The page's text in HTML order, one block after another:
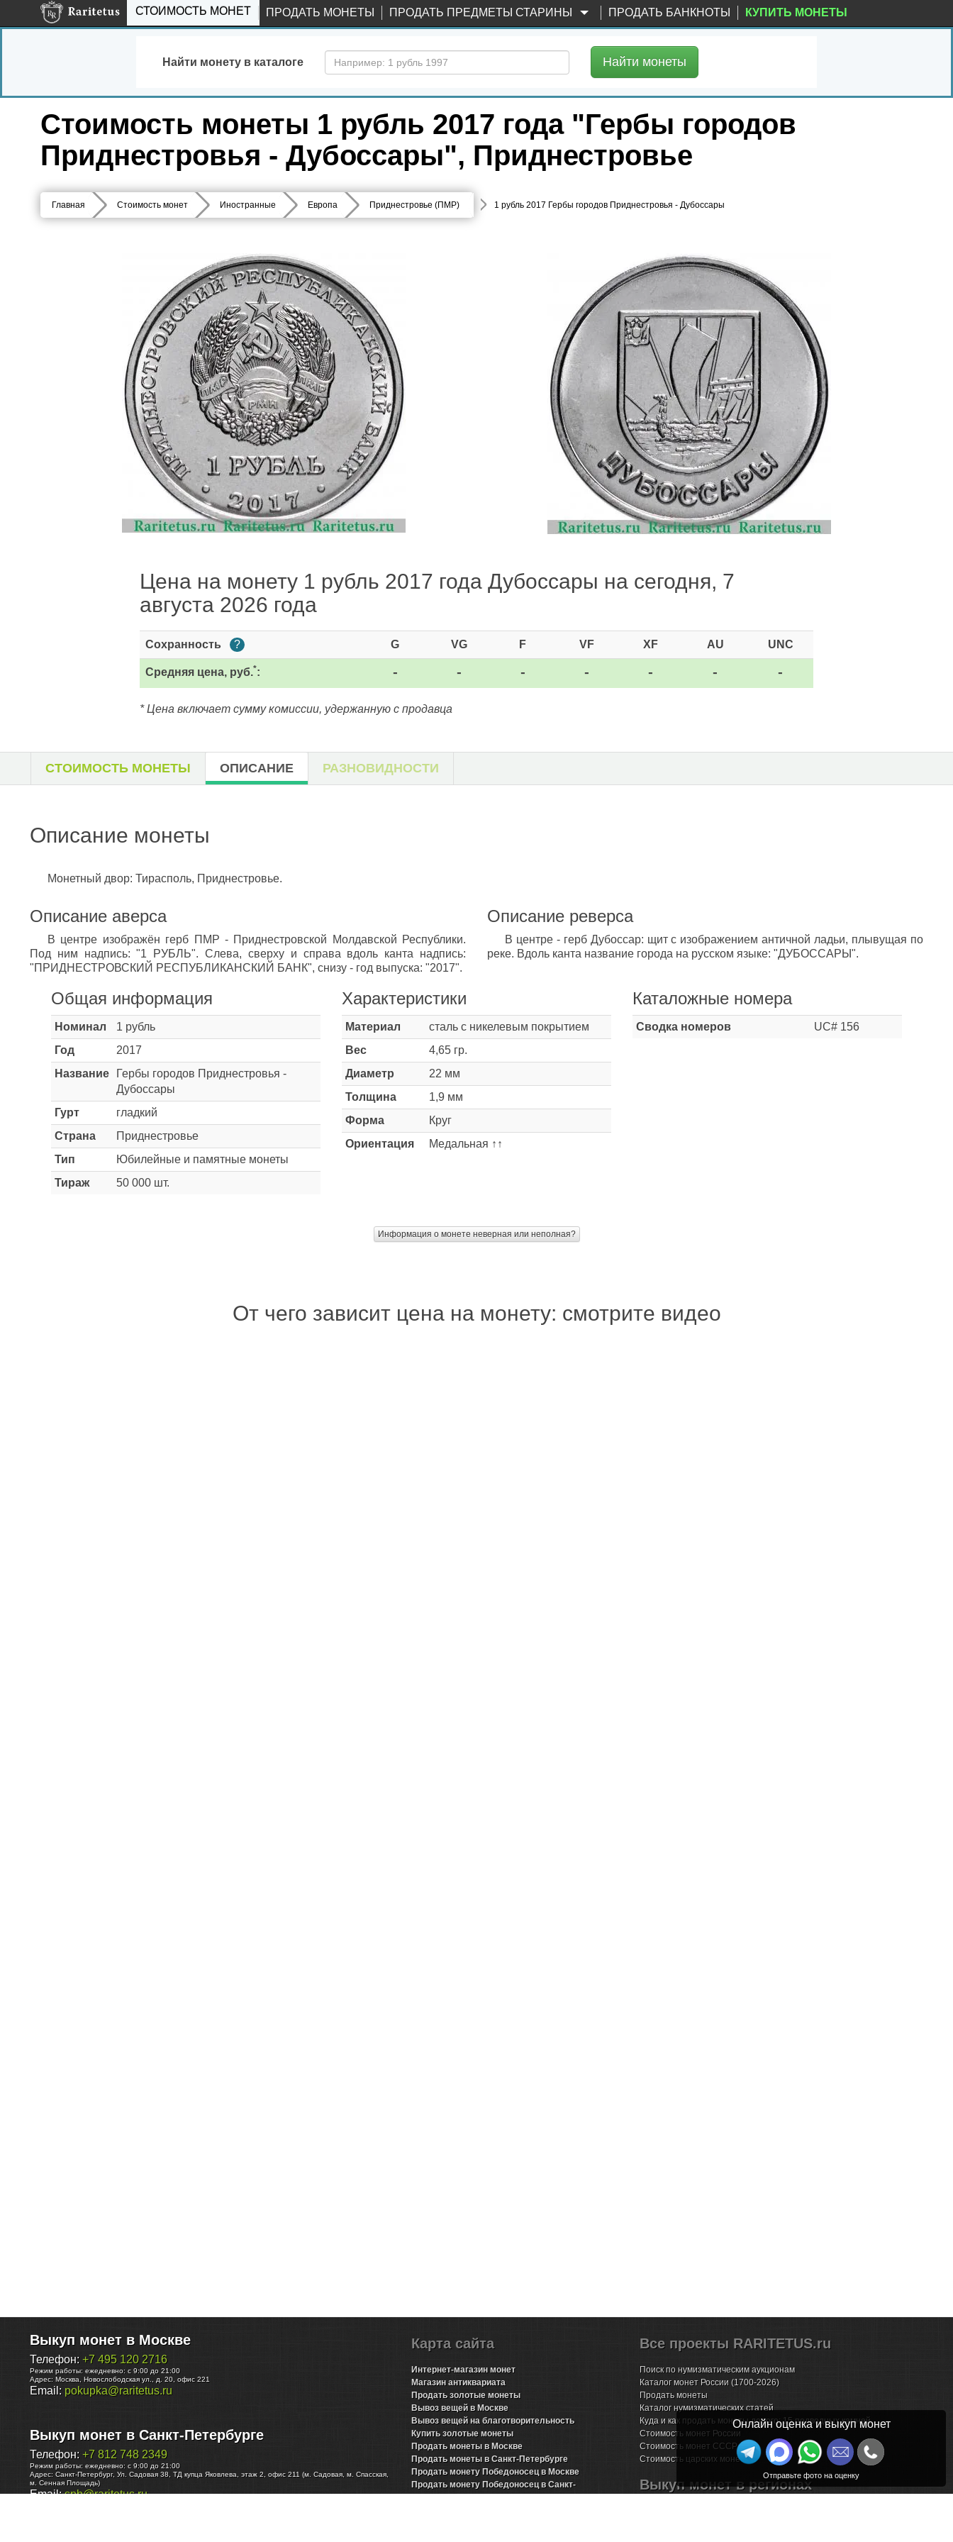
СТОИМОСТЬ МОНЕТ ПРОДАТЬ МОНЕТЫ ПРОДАТЬ ПРЕДМЕТЫ СТАРИНЫ ПРОДАТЬ БАНКНОТЫ КУПИТЬ МОНЕТЫ
Найти монету в каталоге Найти монеты
Стоимость монеты 1 рубль 2017 года "Гербы городов
Приднестровья - Дубоссары", Приднестровье
Главная Стоимость монет Иностранные Европа Приднестровье (ПМР) 1 рубль 2017 Гербы городов Приднестровья - Дубоссары
Цена на монету 1 рубль 2017 года Дубоссары на сегодня, 7
августа 2026 года
Сохранность ? G VG F VF XF AU UNC
Средняя цена, руб.*: - - - - - - -
* Цена включает сумму комиссии, удержанную с продавца
СТОИМОСТЬ МОНЕТЫ ОПИСАНИЕ РАЗНОВИДНОСТИ
Описание монеты
Монетный двор: Тирасполь, Приднестровье.
Описание аверса
В центре изображён герб ПМР - Приднестровской Молдавской Республики.
Под ним надпись: "1 РУБЛЬ". Слева, сверху и справа вдоль канта надпись:
"ПРИДНЕСТРОВСКИЙ РЕСПУБЛИКАНСКИЙ БАНК", снизу - год выпуска: "2017".
Описание реверса
В центре - герб Дубоссар: щит с изображением античной ладьи, плывущая по
реке. Вдоль канта название города на русском языке: "ДУБОССАРЫ".
Общая информация
Номинал
1 рубль
Год
2017
Название
Гербы городов Приднестровья -
Дубоссары
Гурт
гладкий
Страна
Приднестровье
Тип
Юбилейные и памятные монеты
Тираж
50 000 шт.
Характеристики
Материал
сталь с никелевым покрытием
Вес
4,65 гр.
Диаметр
22 мм
Толщина
1,9 мм
Форма
Круг
Ориентация
Медальная ↑↑
Каталожные номера
Сводка номеров UC# 156
Информация о монете неверная или неполная?
От чего зависит цена на монету: смотрите видео
Выкуп монет в Москве
Телефон: +7 495 120 2716
Режим работы: ежедневно: с 9:00 до 21:00
Адрес: Москва Новослободская ул., д. 20, офис 221
Email: pokupka@raritetus.ru
Выкуп монет в Санкт-Петербурге
Телефон: +7 812 748 2349
Режим работы: ежедневно: с 9:00 до 21:00
Адрес: Санкт-Петербург, Ул. Садовая 38, ТД купца Яковлева, этаж 2, офис 211 (м. Садовая, м. Спасская,
м. Сенная Площадь)
Email:spb@raritetus.ru
Карта сайта
Интернет-магазин монет
Магазин антиквариата
Продать золотые монеты
Вывоз вещей в Москве
Вывоз вещей на благотворительность
Купить золотые монеты
Продать монеты в Москве
Продать монеты в Санкт-Петербурге
Продать монету Победоносец в Москве
Продать монету Победоносец в Санкт-
Все проекты RARITETUS.ru
Поиск по нумизматическим аукционам
Каталог монет России (1700-2026)
Продать монеты
Каталог нумизматических статей
Куда и как продать монеты дорого: 15 подводных камней
Стоимость монет России
Стоимость монет СССР
Стоимость царских монет
Выкуп монет в регионах
Онлайн оценка и выкуп монет